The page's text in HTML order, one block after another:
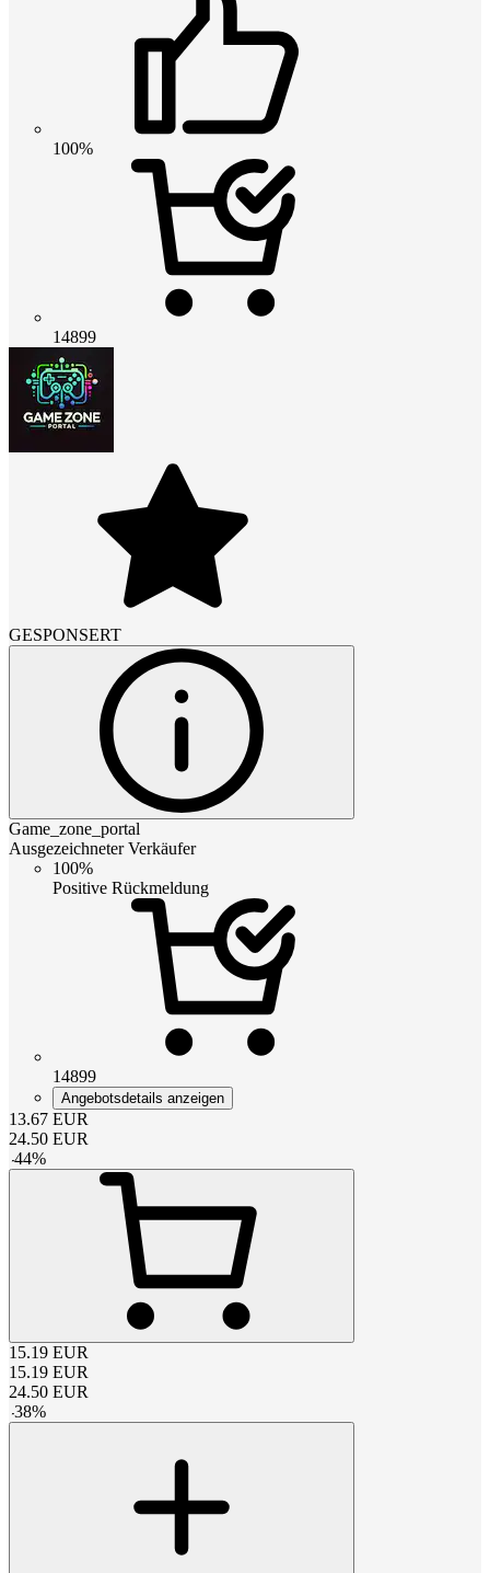
100%
14899
GESPONSERT
Game_zone_portal
Ausgezeichneter Verkäufer
100%
Positive Rückmeldung
14899
Angebotsdetails anzeigen
13.67 EUR
24.50 EUR
-44%
15.19 EUR
15.19 EUR
24.50 EUR
-38%